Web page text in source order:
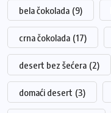
bela čokolada (9)
crna čokolada (17)
desert bez šećera (2)
domaći desert (3)